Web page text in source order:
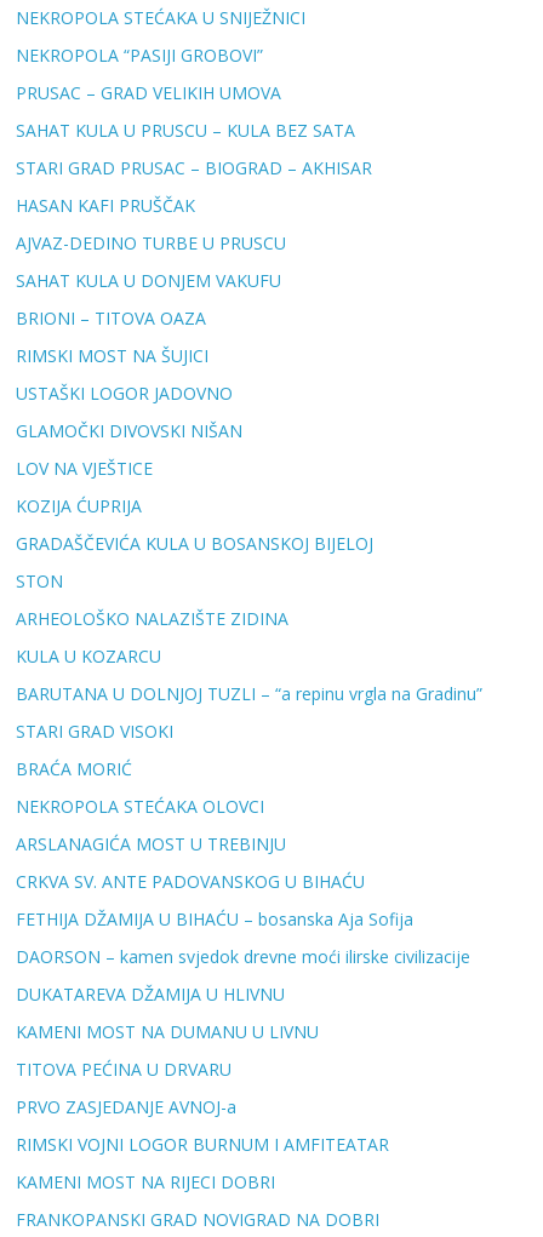
NEKROPOLA STEĆAKA U SNIJEŽNICI
NEKROPOLA “PASIJI GROBOVI”
PRUSAC – GRAD VELIKIH UMOVA
SAHAT KULA U PRUSCU – KULA BEZ SATA
STARI GRAD PRUSAC – BIOGRAD – AKHISAR
HASAN KAFI PRUŠČAK
AJVAZ-DEDINO TURBE U PRUSCU
SAHAT KULA U DONJEM VAKUFU
BRIONI – TITOVA OAZA
RIMSKI MOST NA ŠUJICI
USTAŠKI LOGOR JADOVNO
GLAMOČKI DIVOVSKI NIŠAN
LOV NA VJEŠTICE
KOZIJA ĆUPRIJA
GRADAŠČEVIĆA KULA U BOSANSKOJ BIJELOJ
STON
ARHEOLOŠKO NALAZIŠTE ZIDINA
KULA U KOZARCU
BARUTANA U DOLNJOJ TUZLI – “a repinu vrgla na Gradinu”
STARI GRAD VISOKI
BRAĆA MORIĆ
NEKROPOLA STEĆAKA OLOVCI
ARSLANAGIĆA MOST U TREBINJU
CRKVA SV. ANTE PADOVANSKOG U BIHAĆU
FETHIJA DŽAMIJA U BIHAĆU – bosanska Aja Sofija
DAORSON – kamen svjedok drevne moći ilirske civilizacije
DUKATAREVA DŽAMIJA U HLIVNU
KAMENI MOST NA DUMANU U LIVNU
TITOVA PEĆINA U DRVARU
PRVO ZASJEDANJE AVNOJ-a
RIMSKI VOJNI LOGOR BURNUM I AMFITEATAR
KAMENI MOST NA RIJECI DOBRI
FRANKOPANSKI GRAD NOVIGRAD NA DOBRI